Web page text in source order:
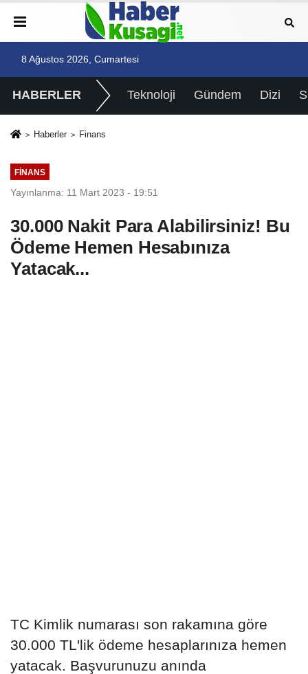
8 Ağustos 2026, Cumartesi
HABERLER Teknoloji Gündem Dizi
Haberler Finans
FINANS
Yayınlanma: 11 Mart 2023 - 19:51
30.000 Nakit Para Alabilirsiniz! Bu
Ödeme Hemen Hesabınıza
Yatacak...
TC Kimlik numarası son rakamına göre
30.000 TL'lik ödeme hesaplarınıza hemen
yatacak. Başvurunuzu anında